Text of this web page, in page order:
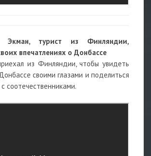
Экман, турист из Финляндии,
впечатлениях о Донбассе
из Финляндии, чтобы увидеть
своими глазами и поделиться
соотечественниками.